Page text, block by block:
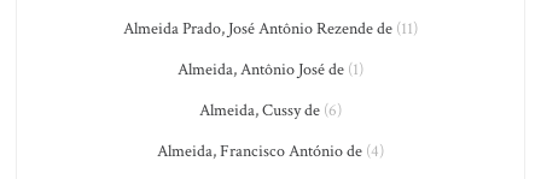
Almeida Prado, José Antônio Rezende de (11)
Almeida, Antônio José de (1)
Almeida, Cussy de (6)
Almeida, Francisco António de (4)